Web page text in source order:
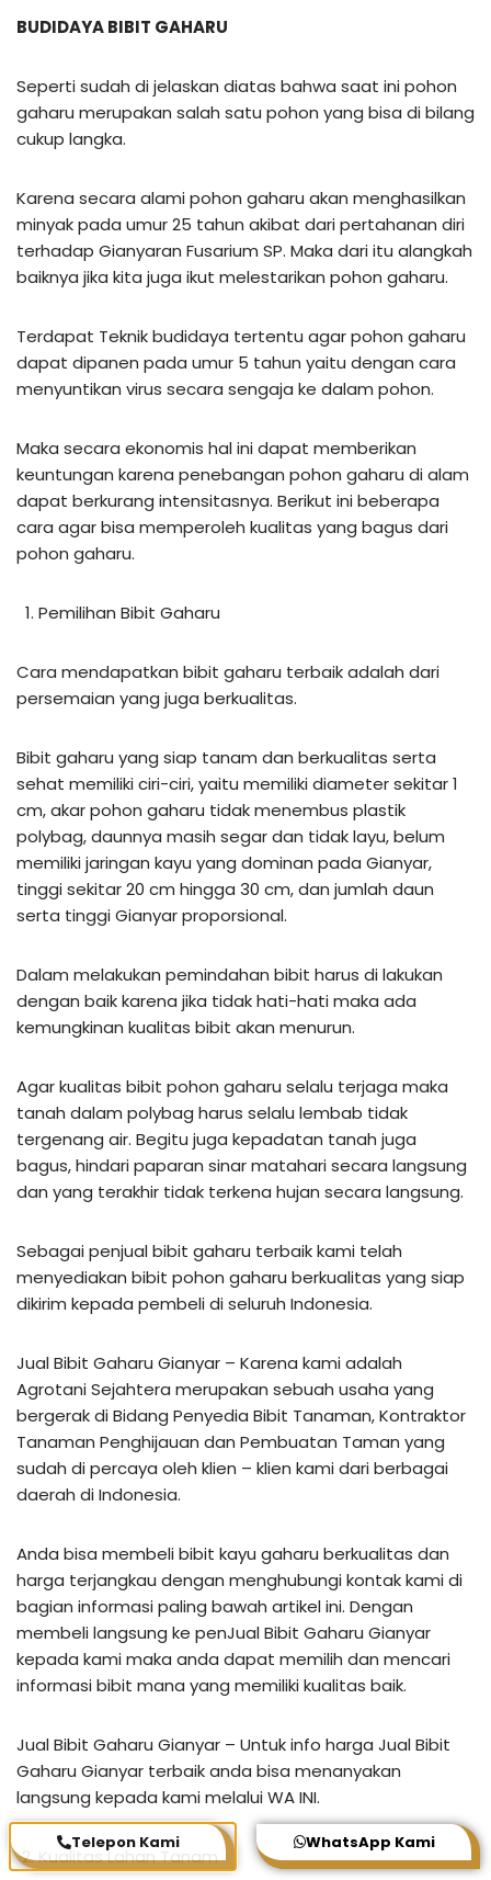
BUDIDAYA BIBIT GAHARU
Seperti sudah di jelaskan diatas bahwa saat ini pohon
gaharu merupakan salah satu pohon yang bisa di bilang
cukup langka.
Karena secara alami pohon gaharu akan menghasilkan
minyak pada umur 25 tahun akibat dari pertahanan diri
terhadap Gianyaran Fusarium SP. Maka dari itu alangkah
baiknya jika kita juga ikut melestarikan pohon gaharu.
Terdapat Teknik budidaya tertentu agar pohon gaharu
dapat dipanen pada umur 5 tahun yaitu dengan cara
menyuntikan virus secara sengaja ke dalam pohon.
Maka secara ekonomis hal ini dapat memberikan
keuntungan karena penebangan pohon gaharu di alam
dapat berkurang intensitasnya. Berikut ini beberapa
cara agar bisa memperoleh kualitas yang bagus dari
pohon gaharu.
Pemilihan Bibit Gaharu
Cara mendapatkan bibit gaharu terbaik adalah dari
persemaian yang juga berkualitas.
Bibit gaharu yang siap tanam dan berkualitas serta
sehat memiliki ciri-ciri, yaitu memiliki diameter sekitar 1
cm, akar pohon gaharu tidak menembus plastik
polybag, daunnya masih segar dan tidak layu, belum
memiliki jaringan kayu yang dominan pada Gianyar,
tinggi sekitar 20 cm hingga 30 cm, dan jumlah daun
serta tinggi Gianyar proporsional.
Dalam melakukan pemindahan bibit harus di lakukan
dengan baik karena jika tidak hati-hati maka ada
kemungkinan kualitas bibit akan menurun.
Agar kualitas bibit pohon gaharu selalu terjaga maka
tanah dalam polybag harus selalu lembab tidak
tergenang air. Begitu juga kepadatan tanah juga
bagus, hindari paparan sinar matahari secara langsung
dan yang terakhir tidak terkena hujan secara langsung.
Sebagai penjual bibit gaharu terbaik kami telah
menyediakan bibit pohon gaharu berkualitas yang siap
dikirim kepada pembeli di seluruh Indonesia.
Jual Bibit Gaharu Gianyar – Karena kami adalah
Agrotani Sejahtera merupakan sebuah usaha yang
bergerak di Bidang Penyedia Bibit Tanaman, Kontraktor
Tanaman Penghijauan dan Pembuatan Taman yang
sudah di percaya oleh klien – klien kami dari berbagai
daerah di Indonesia.
Anda bisa membeli bibit kayu gaharu berkualitas dan
harga terjangkau dengan menghubungi kontak kami di
bagian informasi paling bawah artikel ini. Dengan
membeli langsung ke penJual Bibit Gaharu Gianyar
kepada kami maka anda dapat memilih dan mencari
informasi bibit mana yang memiliki kualitas baik.
Jual Bibit Gaharu Gianyar – Untuk info harga Jual Bibit
Gaharu Gianyar terbaik anda bisa menanyakan
langsung kepada kami melalui WA INI.
Kualitas Lahan Tanam
Telepon Kami WhatsApp Kami